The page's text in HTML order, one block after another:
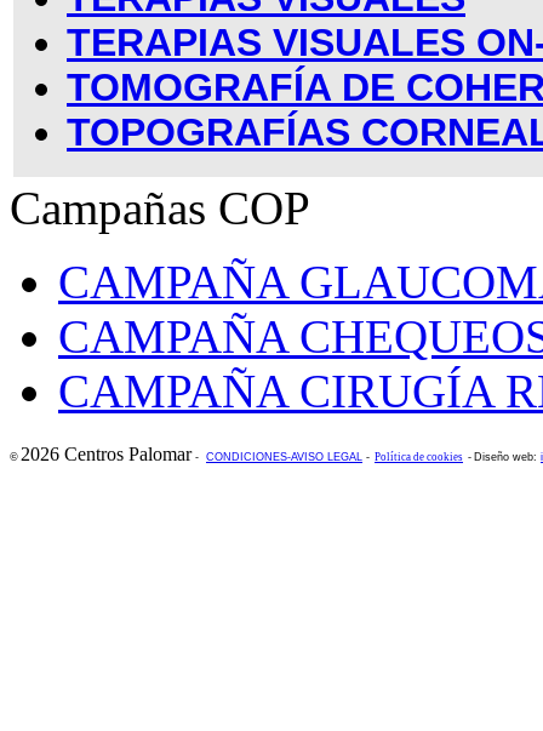
TERAPIAS VISUALES
TOMOGRAFÍA DE
TOPOGRAFÍAS
Campañas COP
CAMPAÑA
CAMPAÑA
CAMPAÑA CIRUGÍA
© 2026 Centros Palomar- CONDICIONES-AVISO LEGAL - Política de cookies - Diseño web: